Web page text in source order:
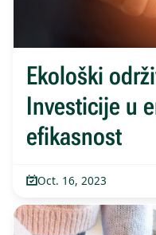
Ekološki
Investicije u
efikasnost
Oct. 16, 2023